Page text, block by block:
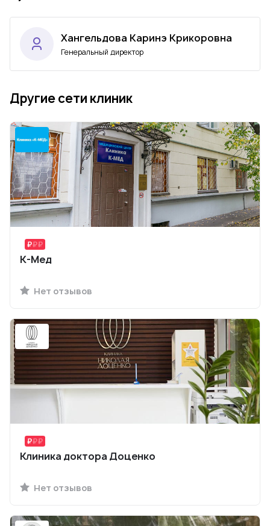
Хангельдова Каринэ Крикоровна
Генеральный директор
Другие сети клиник
К-Мед
Нет отзывов
Клиника доктора Доценко
Нет отзывов